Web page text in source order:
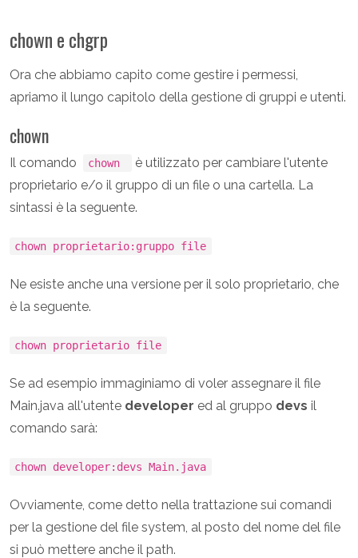
chown e chgrp
Ora che abbiamo capito come gestire i permessi,
apriamo il lungo capitolo della gestione di gruppi e utenti.
chown
Il comando chown
è utilizzato per cambiare l'utente
proprietario e/o il gruppo di un file o una cartella. La
sintassi è la seguente.
chown proprietario:gruppo file
Ne esiste anche una versione per il solo proprietario, che
è la seguente.
chown proprietario file
Se ad esempio immaginiamo di voler assegnare il file
Main.java all'utente developer ed al gruppo devs il
comando sarà:
chown developer:devs Main.java
Ovviamente, come detto nella trattazione sui comandi
per la gestione del file system, al posto del nome del file
si può mettere anche il path.